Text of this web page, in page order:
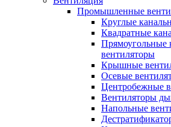
Промышленные
Круглые
Квадратные
Прямоугольные
вентиляторы
Крышные
Осевые
Центробежные
Вентиляторы
Напольные